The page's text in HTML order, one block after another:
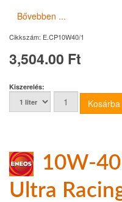
Bővebben ...
Cikkszám: E.CP10W40/1
3,504.00 Ft
Kiszerelés:
10W-40
Ultra